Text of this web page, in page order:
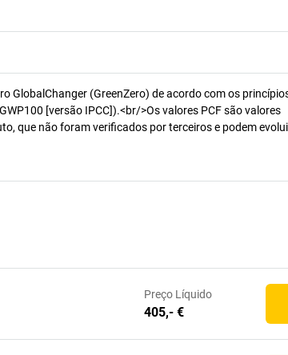
GlobalChanger (GreenZero) de acordo com os
[versão IPCC]).<br/>Os valores PCF são valores
que não foram verificados por terceiros e podem
Preço Líquido
405,- €